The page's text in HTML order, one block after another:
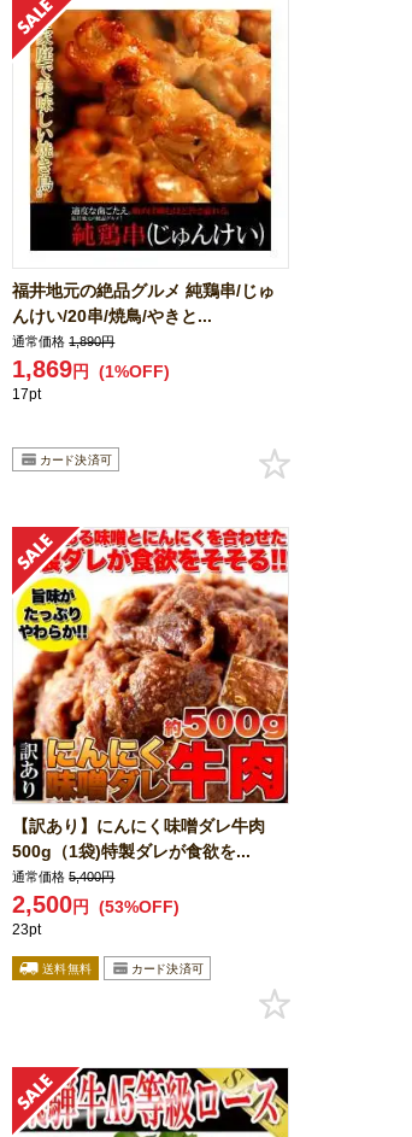
福井地元の絶品グルメ 純鶏串/じゅ
んけい/20串/焼鳥/やきと...
通常価格 1,890円
1,869円 (1%OFF)
17pt
【訳あり】にんにく味噌ダレ牛肉
500g（1袋)特製ダレが食欲を...
通常価格 5,400円
2,500円 (53%OFF)
23pt